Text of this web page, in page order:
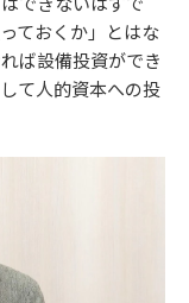
ておくか」とはな
ば設備投資ができ
て人的資本への投